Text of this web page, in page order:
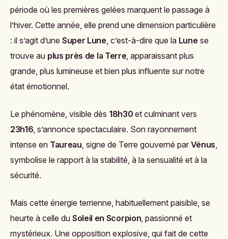
période où les premières gelées marquent le passage à
l’hiver. Cette année, elle prend une dimension particulière
: il s’agit d’une Super Lune , c’est-à-dire que la Lune se
trouve au plus près de la Terre , apparaissant plus
grande, plus lumineuse et bien plus influente sur notre
état émotionnel.
Le phénomène, visible dès 18h30 et culminant vers
23h16 , s’annonce spectaculaire. Son rayonnement
intense en Taureau , signe de Terre gouverné par Vénus
symbolise le rapport à la stabilité, à la sensualité et à la
sécurité.
Mais cette énergie terrienne, habituellement paisible, se
heurte à celle du Soleil en Scorpion , passionné et
mystérieux. Une opposition explosive, qui fait de cette